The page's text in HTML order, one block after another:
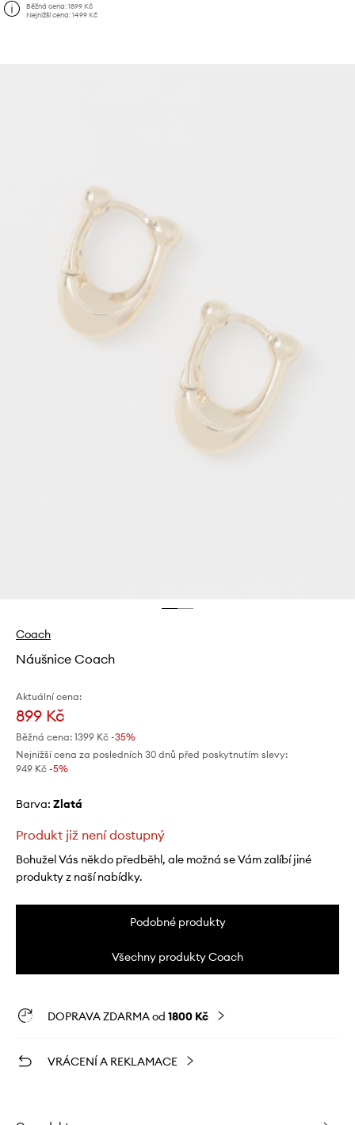
Běžná cena:1899 Kč
Nejnižší cena:1499 Kč
Coach
Náušnice Coach
Aktuální cena:
899 Kč
Běžná cena: 1399 Kč -35%
Nejnižší cena za posledních 30 dnů před poskytnutím slevy:
949 Kč -5%
Barva: zlatá
Produkt již není dostupný
Bohužel Vás někdo předběhl, ale možná se Vám zalíbí jiné
produkty z naší nabídky.
Podobné produkty
Všechny produkty Coach
DOPRAVA ZDARMA od 1800 Kč
VRÁCENÍ A REKLAMACE